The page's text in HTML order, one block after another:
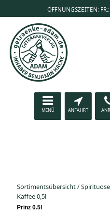
ÖFFNUNGSZEITEN:
MENÜ ANFAHRT
Sortimentsübersicht/
Kaffee 0,5l
Prinz 0.5l